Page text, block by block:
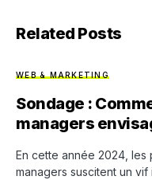
Related Posts
WEB & MARKETING
Sondage :
managers
En cette année 2024,
managers suscitent un